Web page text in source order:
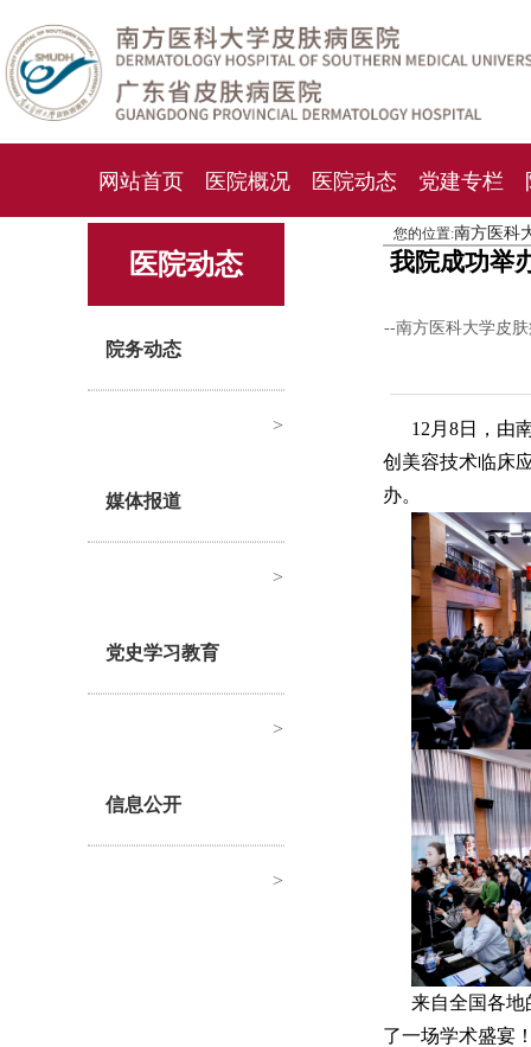
网站首页 医院概况 医院动态 党建专栏
化妆品检测中心 就诊指南 人才
医院动态
院务动态
>
媒体报道
>
党史学习教育
>
信息公开
>
您的位置:南方医科
我院成功举
--南方医科大学皮
12月8日，由
创美容技术临床
办。
来自全国各
了一场学术盛宴